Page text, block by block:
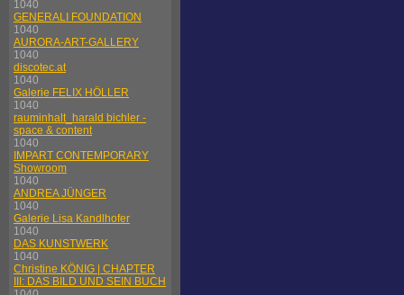
1040
GENERALI FOUNDATION
1040
AURORA-ART-GALLERY
1040
discotec.at
1040
Galerie FELIX HÖLLER
1040
rauminhalt_harald bichler -
space & content
1040
IMPART CONTEMPORARY
Showroom
1040
ANDREA JÜNGER
1040
Galerie Lisa Kandlhofer
1040
DAS KUNSTWERK
1040
Christine KÖNIG | CHAPTER
III: DAS BILD UND SEIN BUCH